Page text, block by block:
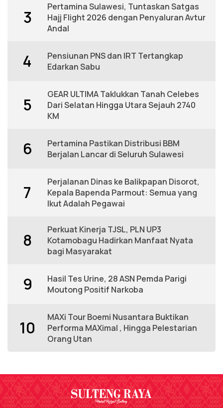
3
Pertamina Sulawesi, Tuntaskan Satgas
Hajj Flight 2026 dengan Penyaluran Avtur
Andal
4
Pensiunan PNS dan IRT Tertangkap
Edarkan Sabu
5
GEAR ULTIMA Taklukkan Tanah Celebes
Dari Selatan Hingga Utara Sejauh 2740
KM
6
Pertamina Pastikan Distribusi BBM
Berjalan Lancar di Seluruh Sulawesi
7
Perjalanan Dinas ke Balikpapan Disorot,
Kepala Bapenda Parmout: Semua yang
Ikut Adalah Pegawai
8
Perkuat Kinerja TJSL, PLN UP3
Kotamobagu Hadirkan Manfaat Nyata
bagi Masyarakat
9
Hasil Tes Urine, 28 ASN Pemda Parigi
Moutong Positif Narkoba
10
MAXi Tour Boemi Nusantara Buktikan
Performa MAXimal , Hingga Pelestarian
Orang Utan